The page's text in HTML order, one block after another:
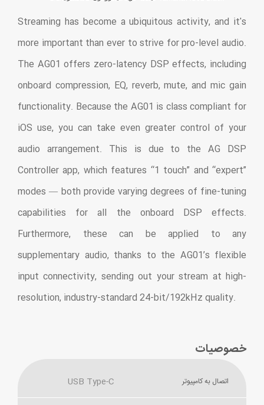
Streaming has become a ubiquitous activity, and it's
more important than ever to strive for pro-level audio.
The AG01 offers zero-latency DSP effects, including
onboard compression, EQ, reverb, mute, and mic gain
functionality. Because the AG01 is class compliant for
iOS use, you can take even greater control of your
audio arrangement. This is due to the AG DSP
Controller app, which features “1 touch” and “expert”
modes — both provide varying degrees of fine-tuning
capabilities for all the onboard DSP effects.
Furthermore, these can be applied to any
supplementary audio, thanks to the AG01’s flexible
input connectivity, sending out your stream at high-
resolution, industry-standard 24-bit/192kHz quality.
خصوصیات
اتصال به کامپیوتر USB Type-C